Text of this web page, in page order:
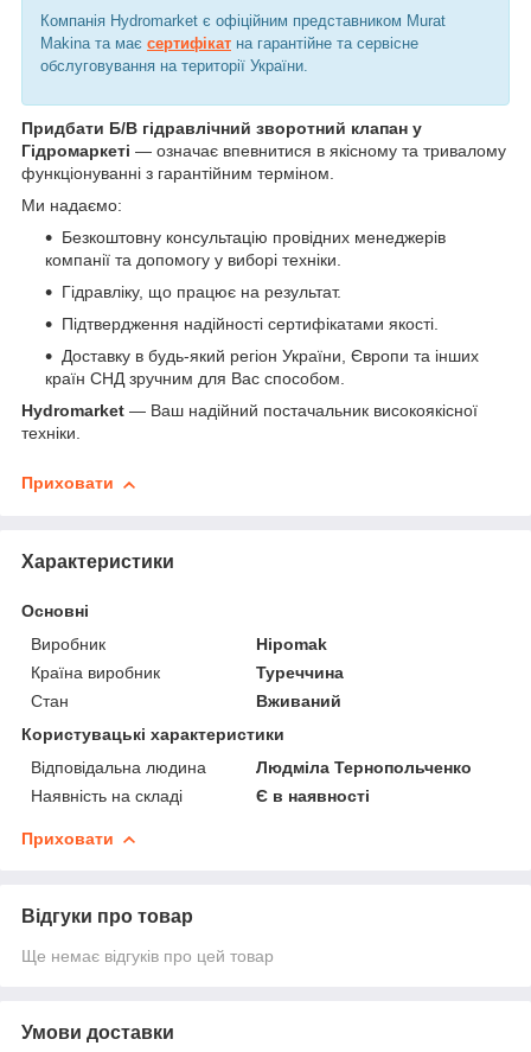
Компанія Hydromarket є офіційним представником Murat
Makina та має сертифікат на гарантійне та сервісне
обслуговування на території України.
Придбати Б/В гідравлічний зворотний клапан у
Гідромаркеті — означає впевнитися в якісному та тривалому
функціонуванні з гарантійним терміном.
Ми надаємо:
Безкоштовну консультацію провідних менеджерів
компанії та допомогу у виборі техніки.
Гідравліку, що працює на результат.
Підтвердження надійності сертифікатами якості.
Доставку в будь-який регіон України, Європи та інших
країн СНД зручним для Вас способом.
Hydromarket — Ваш надійний постачальник високоякісної
техніки.
Приховати
Характеристики
Основні
Виробник
Hipomak
Країна виробник
Туреччина
Стан
Вживаний
Користувацькі характеристики
Відповідальна людина
Людміла Тернопольченко
Наявність на складі
Є в наявності
Приховати
Відгуки про товар
Ще немає відгуків про цей товар
Умови доставки